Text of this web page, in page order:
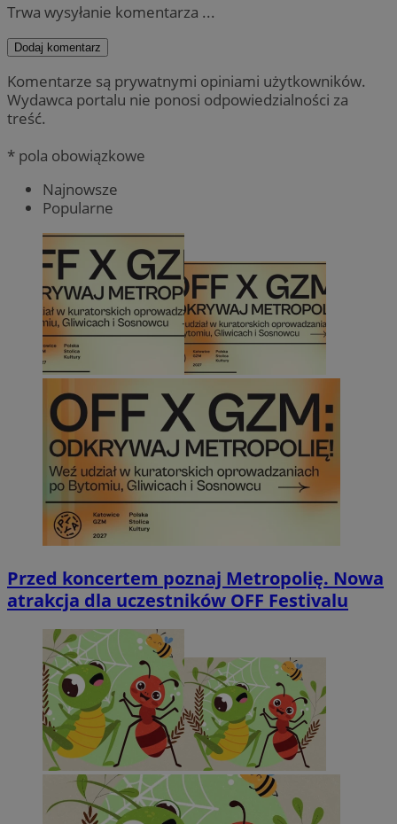
Trwa wysyłanie komentarza ...
Dodaj komentarz
Komentarze są prywatnymi opiniami użytkowników.
Wydawca portalu nie ponosi odpowiedzialności za
treść.
* pola obowiązkowe
Najnowsze
Popularne
Przed koncertem poznaj Metropolię. Nowa
atrakcja dla uczestników OFF Festivalu